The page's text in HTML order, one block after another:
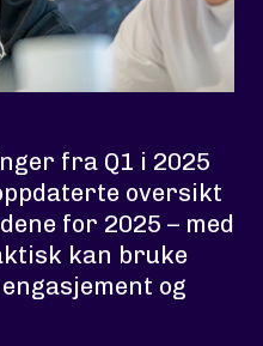
fra Q1 i 2025
oversikt
for 2025 – med
kan bruke
og